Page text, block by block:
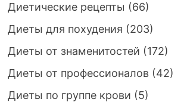
Диетические рецепты (66)
Диеты для похудения (203)
Диеты от знаменитостей (172)
Диеты от профессионалов(42)
Диеты по группе крови (5)